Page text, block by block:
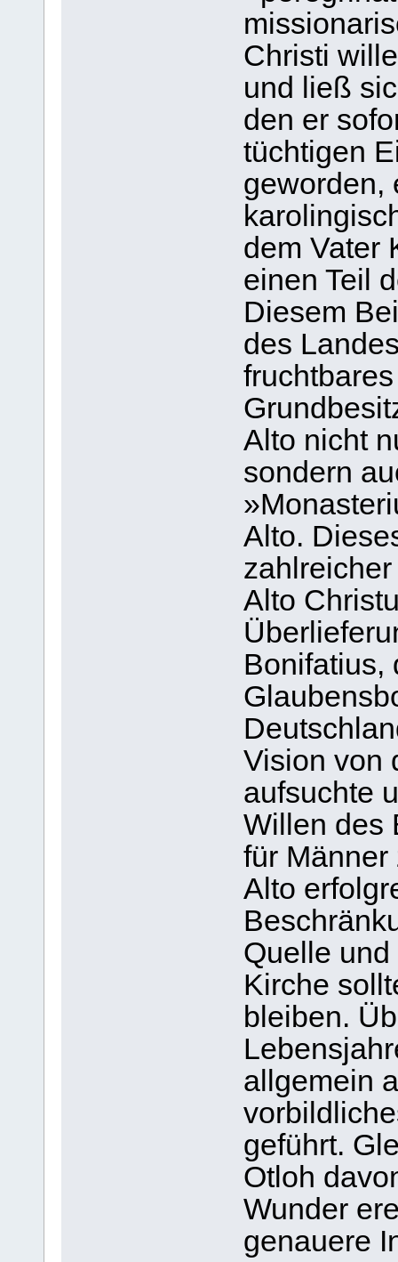
Christi
und ließ
den er
tüchtigen
geworden,
dem Vater
einen Teil
Diesem
des
Alto nicht
sondern
Alto.
Alto
Bonifatius,
Vision von
aufsuchte
Willen des
für
Alto
Quelle
Kirche
bleiben.
allgemein
geführt.
Otloh
Wunder
genauere